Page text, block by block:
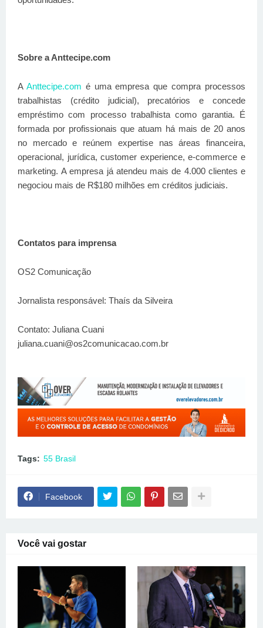
Sobre a Anttecipe.com
A Anttecipe.com é uma empresa que compra processos
trabalhistas (crédito judicial), precatórios e concede
empréstimo com processo trabalhista como garantia. É
formada por profissionais que atuam há mais de 20 anos
no mercado e reúnem expertise nas áreas financeira,
operacional, jurídica, customer experience, e-commerce e
marketing.A empresa já atendeu mais de 4.000 clientes e
negociou mais de R$180 milhões em créditos judiciais.
Contatos para imprensa
OS2 Comunicação
Jornalista responsável: Thaís da Silveira
Contato: Juliana Cuani
juliana.cuani@os2comunicacao.com.br
Tags: 55 Brasil
Facebook
Você vai gostar